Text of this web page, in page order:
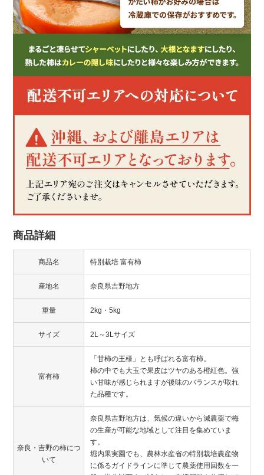
商品詳細
商品名 特別栽培 富有柿
産地名 奈良県吉野地方
重量 2kg・5kg
サイズ 2L～3Lサイズ
富有柿
「甘柿の王様」とも呼ばれる富有柿。
柿の中でも大玉で果皮はツヤのある橙紅色。強
い甘味が感じられますが後味のバランスが取れ
た品種です。
奈良・吉野の柿につ
いて
奈良県吉野地方は、気候の違いから減農薬で梅
の生産が可能な地域として注目を集めていま
す。
堀内果実園でも、農林水産省の特別栽培農産物
に係るガイドラインに準じて農薬使用回数を一